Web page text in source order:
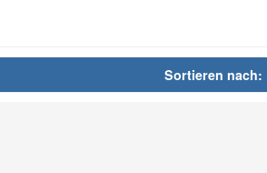
Sortieren nach: